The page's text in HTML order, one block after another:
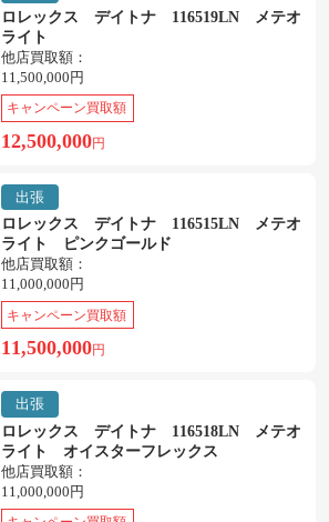
ロレックス デイトナ 116519LN メテオ
ライト
他店買取額：
11,500,000円
キャンペーン買取額
12,500,000円
出張
ロレックス デイトナ 116515LN メテオ
ライト ピンクゴールド
他店買取額：
11,000,000円
キャンペーン買取額
11,500,000円
出張
ロレックス デイトナ 116518LN メテオ
ライト オイスターフレックス
他店買取額：
11,000,000円